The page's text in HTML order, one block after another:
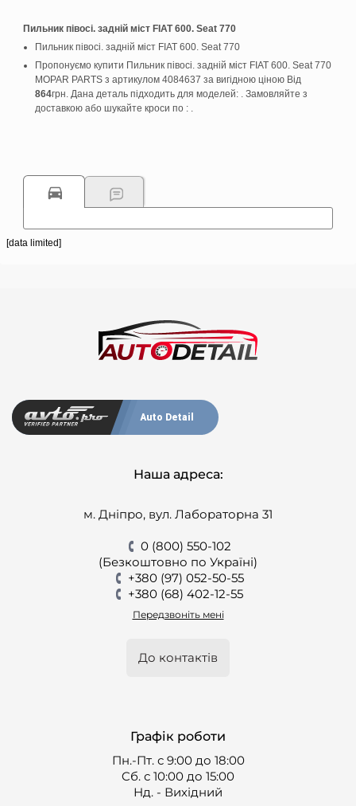
Пильник півосі. задній міст FIAT 600. Seat 770
Пильник півосі. задній міст FIAT 600. Seat 770
Пропонуємо купити Пильник півосі. задній міст FIAT 600. Seat 770
MOPAR PARTS з артикулом 4084637 за вигідною ціною Від
864грн. Дана деталь підходить для моделей: . Замовляйте з
доставкою або шукайте кроси по : .
[data limited]
Auto Detail
Наша адреса:
м. Дніпро, вул. Лабораторна 31
0 (800) 550-102
(Безкоштовно по Україні)
+380 (97) 052-50-55
+380 (68) 402-12-55
Передзвоніть мені
До контактів
Графік роботи
Пн.-Пт. с 9:00 до 18:00
Cб. с 10:00 до 15:00
Нд. - Вихідний